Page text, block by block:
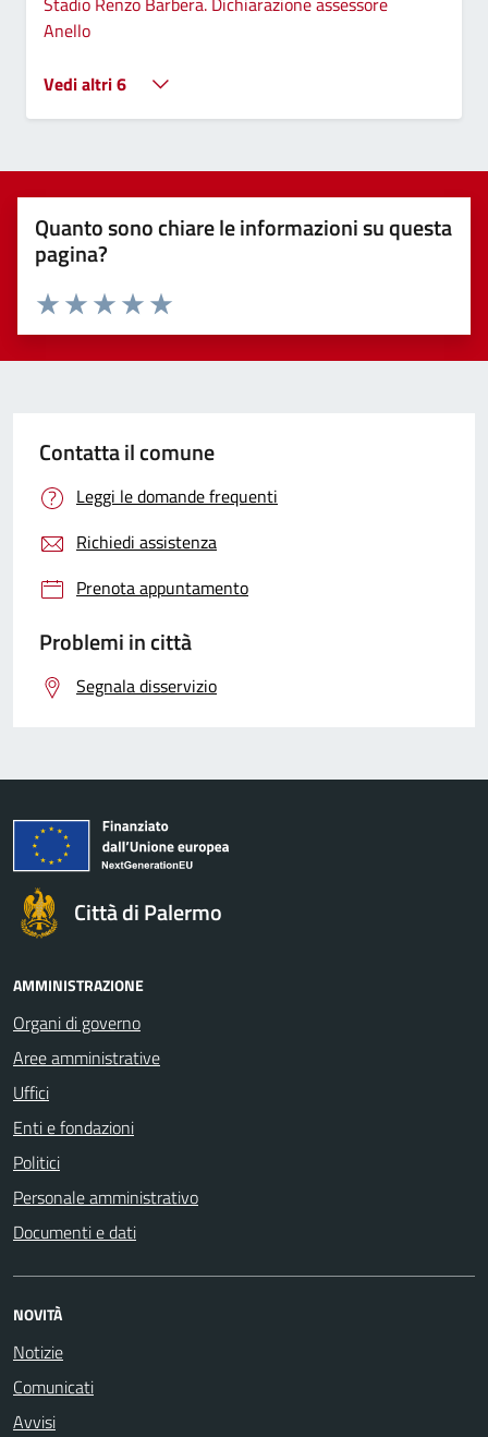
Anello
Vedi altri 6
Quanto sono chiare le informazioni su questa
pagina?
Valuta 5 stelle su 5
Valuta 4 stelle su 5
Valuta 3 stelle su 5
Valuta 2 stelle su 5
Valuta 1 stelle su 5
Contatta il comune
Leggi le domande frequenti
Richiedi assistenza
Prenota appuntamento
Problemi in città
Segnala disservizio
Città di Palermo
AMMINISTRAZIONE
Organi di governo
Aree amministrative
Uffici
Enti e fondazioni
Politici
Personale amministrativo
Documenti e dati
NOVITÀ
Notizie
Comunicati
Avvisi